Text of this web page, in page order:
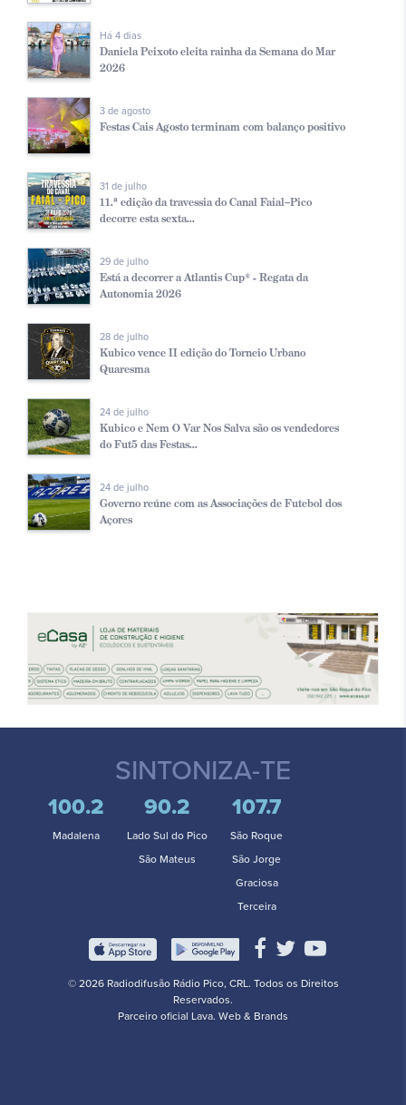
Há 4 dias
Daniela Peixoto eleita rainha da Semana do Mar
2026
3 de agosto
Festas Cais Agosto terminam com balanço positivo
31 de julho
11.ª edição da travessia do Canal Faial–Pico
decorre esta sexta...
29 de julho
Está a decorrer a Atlantis Cup® - Regata da
Autonomia 2026
28 de julho
Kubico vence II edição do Torneio Urbano
Quaresma
24 de julho
Kubico e Nem O Var Nos Salva são os vendedores
do Fut5 das Festas...
24 de julho
Governo reúne com as Associações de Futebol dos
Açores
SINTONIZA-TE
100.2
Madalena
90.2
Lado Sul do Pico
São Mateus
107.7
São Roque
São Jorge
Graciosa
Terceira
© 2026 Radiodifusão Rádio Pico, CRL. Todos os Direitos
Reservados.
Parceiro oficial Lava. Web & Brands